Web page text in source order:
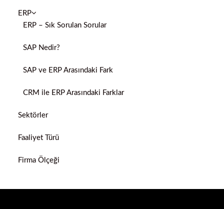
ERP
ERP – Sık Sorulan Sorular
SAP Nedir?
SAP ve ERP Arasındaki Fark
CRM ile ERP Arasındaki Farklar
Sektörler
Faaliyet Türü
Firma Ölçeği